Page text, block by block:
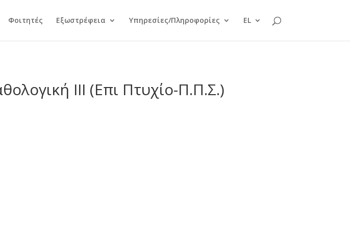
Φοιτητές Εξωστρέφεια Υπηρεσίες/Πληροφορίες EL
ΙΙΙ (Επι Πτυχίο-Π.Π.Σ.)